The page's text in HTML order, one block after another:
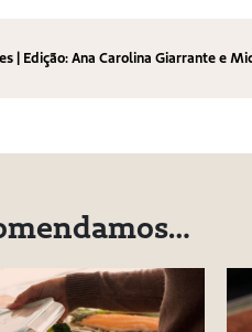
| Edição: Ana Carolina Giarrante e